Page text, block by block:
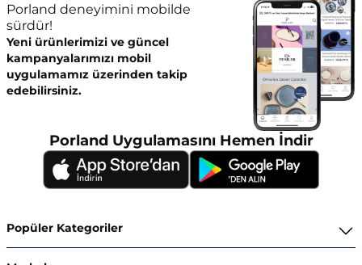
Porland deneyimini mobilde
sürdür!
Yeni ürünlerimizi ve güncel
kampanyalarımızı mobil
uygulamamız üzerinden takip
edebilirsiniz.
Porland Uygulamasını Hemen İndir
Popüler Kategoriler